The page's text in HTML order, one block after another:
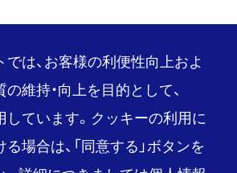
条件
は、お客様の利便性向上およ
維持・向上を目的として、
しています。クッキーの利用に
場合は、「同意する」ボタンを